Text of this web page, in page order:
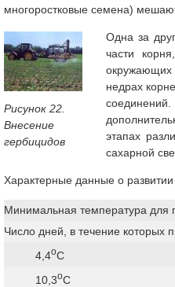
многоростковые семена) мешают
Рисунок 22.
Внесение
гербицидов
Одна за
части
окружающих
недрах
этапах
сахарной
Характерные данные о
Минимальная температура для
Число дней, в течение которых
4,4оС
10,3оС